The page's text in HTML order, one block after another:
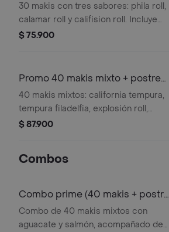
30 makis con tres sabores: phila roll,
calamar roll y califision roll. Incluye
aguacate y sésamo.
$ 75.900
Promo 40 makis mixto + postre
gratis
40 makis mixtos: california tempura,
tempura filadelfia, explosión roll,
salmón skin. Incluye postre gratis.
$ 87.900
Combos
Combo prime (40 makis + postre
)Combo de 40 makis mixtos con
aguacate y salmón, acompañado de